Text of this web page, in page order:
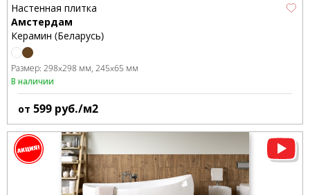
Настенная плитка
Амстердам
Керамин (Беларусь)
Размер: 298x298 мм 245x65 мм
В наличии
от 599 руб./м2